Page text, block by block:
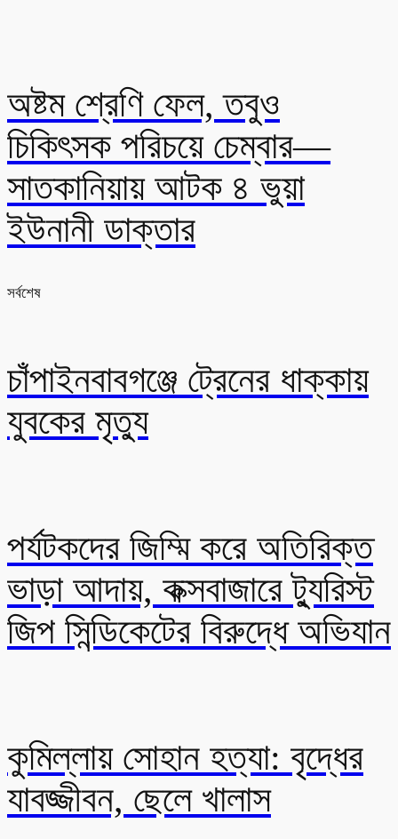
অষ্টম শ্রেণি ফেল, তবুও
চিকিৎসক পরিচয়ে চেম্বার—
সাতকানিয়ায় আটক ৪ ভুয়া
ইউনানী ডাক্তার
সর্বশেষ
চাঁপাইনবাবগঞ্জে ট্রেনের ধাক্কায়
যুবকের মৃত্যু
পর্যটকদের জিম্মি করে অতিরিক্ত
ভাড়া আদায়, কক্সবাজারে ট্যুরিস্ট
জিপ সিন্ডিকেটের বিরুদ্ধে অভিযান
কুমিল্লায় সোহান হত্যা: বৃদ্ধের
যাবজ্জীবন, ছেলে খালাস